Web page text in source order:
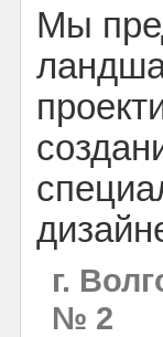
Мы
г.
№ 2